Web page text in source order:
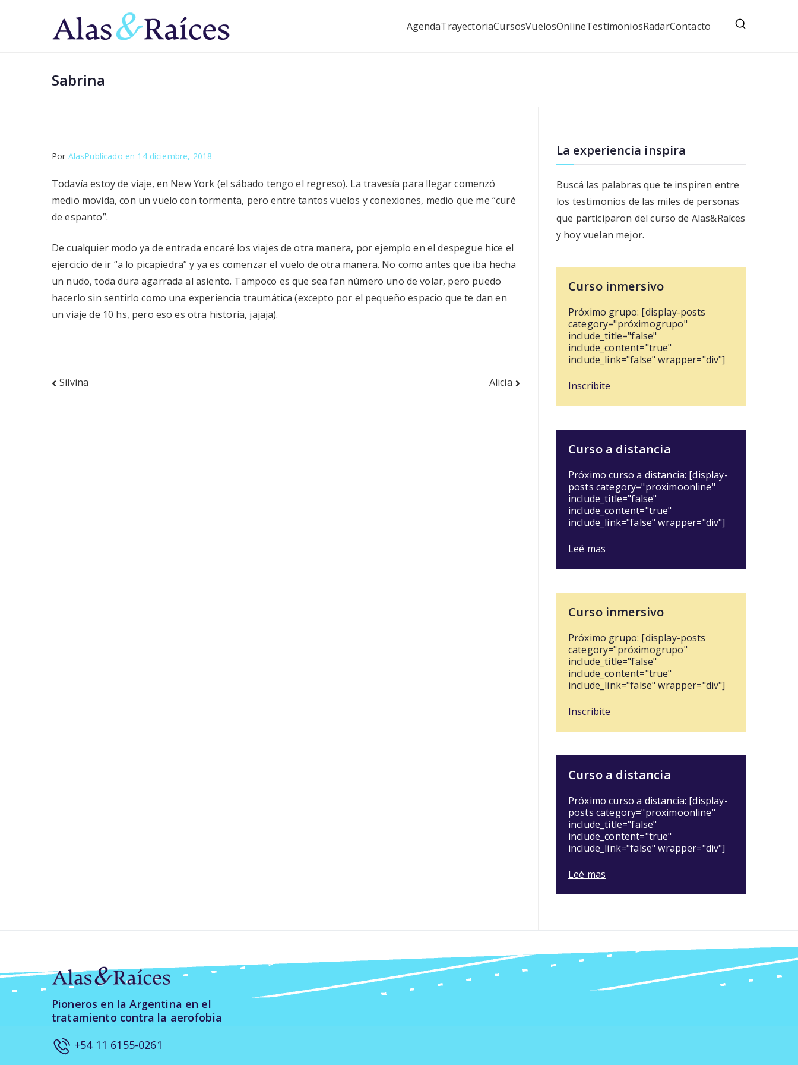
Superá el miedo a volar con los pioneros
AgendaTrayectoriaCursosVuelosOnlineTestimoniosRadarContacto
Sabrina
Por AlasPublicado en 14 diciembre, 2018
Todavía estoy de viaje, en New York (el sábado tengo el regreso). La travesía para llegar comenzó
medio movida, con un vuelo con tormenta, pero entre tantos vuelos y conexiones, medio que me “curé
de espanto”.
De cualquier modo ya de entrada encaré los viajes de otra manera, por ejemplo en el despegue hice el
ejercicio de ir “a lo picapiedra” y ya es comenzar el vuelo de otra manera. No como antes que iba hecha
un nudo, toda dura agarrada al asiento. Tampoco es que sea fan número uno de volar, pero puedo
hacerlo sin sentirlo como una experiencia traumática (excepto por el pequeño espacio que te dan en
un viaje de 10 hs, pero eso es otra historia, jajaja).
Navegación
Silvina Alicia
La experiencia inspira
Buscá las palabras que te inspiren entre
los testimonios de las miles de personas
que participaron del curso de Alas&Raíces
y hoy vuelan mejor.
Curso inmersivo
Próximo grupo: [display-posts
category="próximogrupo"
include_title="false"
include_content="true"
include_link="false" wrapper="div"]
Inscribite
Curso a distancia
Próximo curso a distancia: [display-
posts category="proximoonline"
include_title="false"
include_content="true"
include_link="false" wrapper="div"]
Leé mas
Curso inmersivo
Próximo grupo: [display-posts
category="próximogrupo"
include_title="false"
include_content="true"
include_link="false" wrapper="div"]
Inscribite
Curso a distancia
Próximo curso a distancia: [display-
posts category="proximoonline"
include_title="false"
include_content="true"
include_link="false" wrapper="div"]
Leé mas
Pioneros en la Argentina en el
tratamiento contra la aerofobia
+54 11 6155-0261